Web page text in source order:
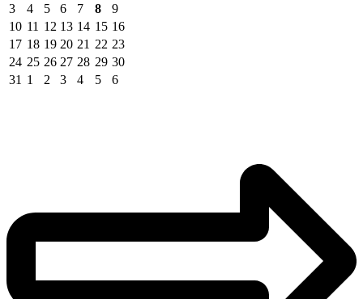
3
4 5 6 7 8
9
10 11 12 13 14 15 16
17 18 19 20 21 22 23
24 25 26 27 28 29 30
31 1 2 3 4 5 6